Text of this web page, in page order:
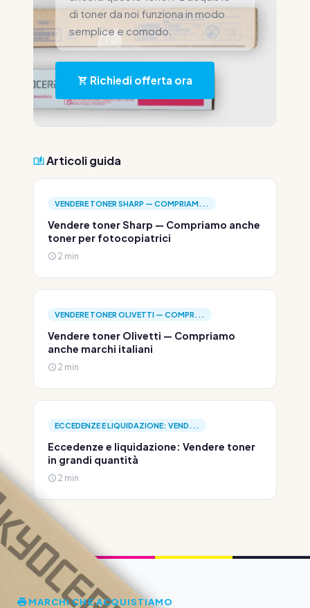
di toner da noi funziona in modo
semplice e comodo.
Richiedi offerta ora
Articoli guida
VENDERE TONER SHARP — COMPRIAM...
Vendere toner Sharp — Compriamo anche
toner per fotocopiatrici
2 min
VENDERE TONER OLIVETTI — COMPR...
Vendere toner Olivetti — Compriamo
anche marchi italiani
2 min
ECCEDENZE E LIQUIDAZIONE: VEND...
Eccedenze e liquidazione: Vendere toner
in grandi quantità
2 min
MARCHI CHE ACQUISTIAMO